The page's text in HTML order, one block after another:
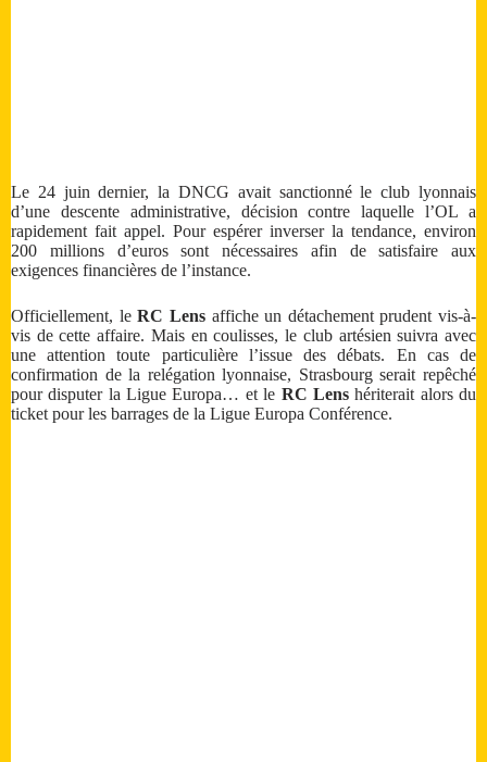
Le 24 juin dernier, la DNCG avait sanctionné le club lyonnais
d’une descente administrative, décision contre laquelle l’OL a
rapidement fait appel. Pour espérer inverser la tendance, environ
200 millions d’euros sont nécessaires afin de satisfaire aux
exigences financières de l’instance.
Officiellement, leRC Lensaffiche un détachement prudent vis-à-
vis de cette affaire. Mais en coulisses, le club artésien suivra avec
une attention toute particulière l’issue des débats. En cas de
confirmation de la relégation lyonnaise, Strasbourg serait repêché
pour disputer la Ligue Europa… et le RC Lenshériterait alors du
ticket pour les barrages de la Ligue Europa Conférence.